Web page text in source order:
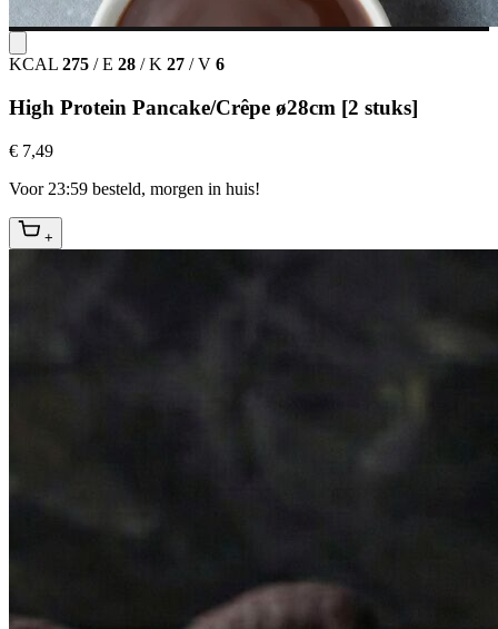
KCAL 275 / E 28 / K 27 / V 6
High Protein Pancake/Crêpe ø28cm [2 stuks]
€ 7,49
Voor 23:59 besteld, morgen in huis!
+